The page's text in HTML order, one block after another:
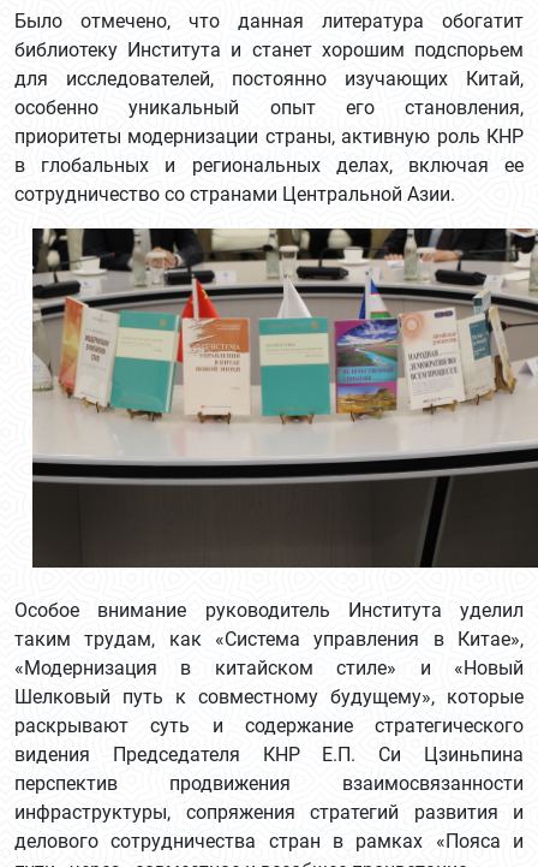
Было отмечено, что данная литература обогатит
библиотеку Института и станет хорошим подспорьем
для исследователей, постоянно изучающих Китай,
особенно уникальный опыт его становления,
приоритеты модернизации страны, активную роль КНР
в глобальных и региональных делах, включая ее
сотрудничество со странами Центральной Азии.
Особое внимание руководитель Института уделил
таким трудам, как «Система управления в Китае»,
«Модернизация в китайском стиле» и «Новый
Шелковый путь к совместному будущему», которые
раскрывают суть и содержание стратегического
видения Председателя КНР Е.П. Си Цзиньпина
перспектив продвижения взаимосвязанности
инфраструктуры, сопряжения стратегий развития и
делового сотрудничества стран в рамках «Пояса и